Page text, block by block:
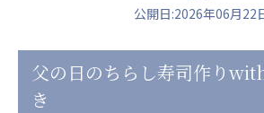
一般社団法人 日本高齢者福祉協会
日本高齢者福祉協会
公開日:2026年06月22
父の日のちらし寿司作り
き